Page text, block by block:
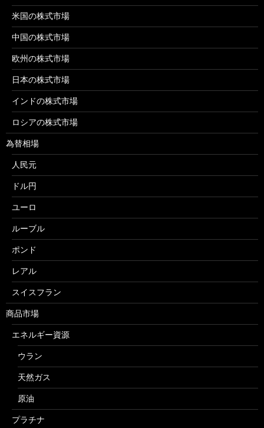
米国の株式市場
中国の株式市場
欧州の株式市場
日本の株式市場
インドの株式市場
ロシアの株式市場
為替相場
人民元
ドル円
ユーロ
ルーブル
ポンド
レアル
スイスフラン
商品市場
エネルギー資源
ウラン
天然ガス
原油
プラチナ